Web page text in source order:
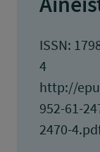
ISSN:
4
http://
952-61-
2470-